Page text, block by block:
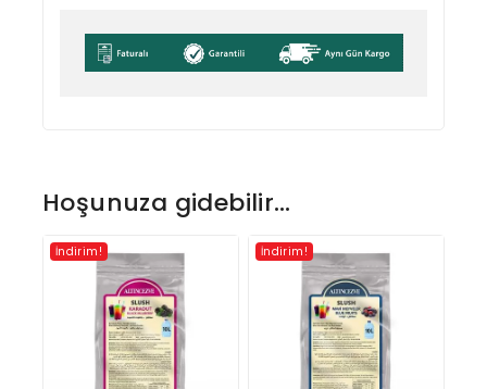
Hoşunuza gidebilir…
İndirim! İndirim!